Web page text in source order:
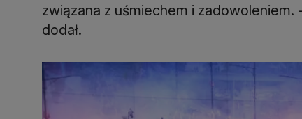
związana z uśmiechem i
dodał.